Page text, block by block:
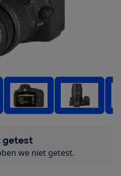
getest
we niet getest.